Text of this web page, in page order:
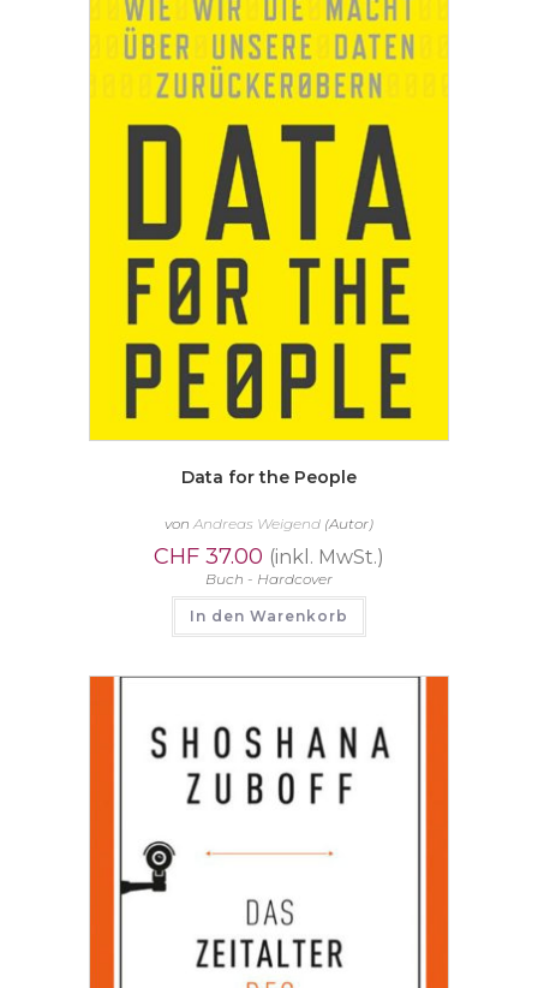
Data for the People
von Andreas Weigend (Autor)
CHF 37.00 (inkl. MwSt.)
Buch - Hardcover
In den Warenkorb